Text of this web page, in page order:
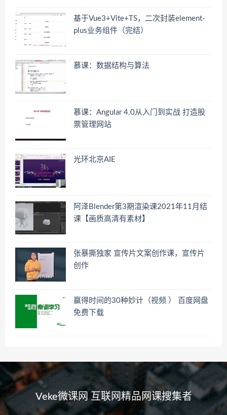
基于Vue3+Vite+TS，二次封装element-
plus业务组件（完结）
慕课：数据结构与算法
慕课：Angular 4.0从入门到实战 打造股
票管理网站
光环北京AIE
阿泽Blender第3期渲染课2021年11月结
课【画质高清有素材】
张暴撕独家 宣传片文案创作课，宣传片
创作
赢得时间的30种妙计（视频 ） 百度网盘
免费下载
Veke微课网 互联网精品网课搜集者